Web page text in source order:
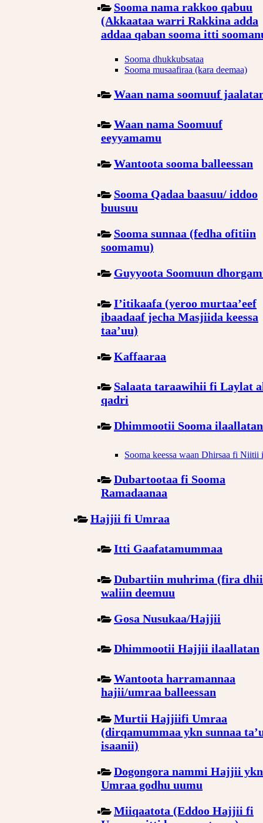
Sooma nama rakkoo qabuu
(Akkaataa warri Rakkina adda
addaa qaban sooma itti
Sooma dhukkubsataa
Sooma musaafiraa (kara deemaa)
Waan nama soomuuf
Waan nama Soomuuf
eeyyamamu
Wantoota sooma balleessan
Sooma Qadaa baasuu/ iddoo
buusuu
Sooma sunnaa (fedha ofitiin
soomamu)
Guyyoota Soomuun
I’itikaafa (yeroo murtaa’eef
ibaadaaf jecha Masjiida keessa
taa’uu)
Kaffaaraa
Salaata taraawihii fi Laylat
qadri
Dhimmootii Sooma ilaallatan
Sooma keessa waan Dhirsaa fi Niitii
Dubartootaa fi Sooma
Ramadaanaa
Hajjii fi Umraa
Itti Gaafatamummaa
Dubartiin muhrima (fira
waliin deemuu
Gosa Nusukaa/Hajjii
Dhimmootii Hajjii ilaallatan
Wantoota harramannaa
hajii/umraa balleessan
Murtii Hajjiifi Umraa
(dirqamummaa ykn sunnaa
isaanii)
Dogongora nammi Hajjii ykn
Umraa godhu uumu
Miiqaatota (Eddoo Hajjii fi